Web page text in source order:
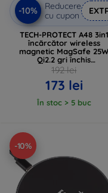
-10%
Reducere
cu cupon
TECH-PROTECT A48 3in1
încărcător wireless
magnetic MagSafe 25W
Qi2.2 gri închis
(5906302352531)
192 lei
173 lei
În stoc > 5 buc
-10%